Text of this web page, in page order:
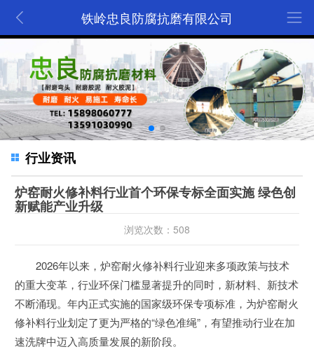
铁岭忠良防腐抗磨有限公司
行业资讯
炉窑耐火修补料行业首个环保专标全面实施 绿色创
新赋能产业升级
浏览次数：508
2026年以来，炉窑耐火修补料行业迎来多项政策与技术
的重大变革，行业环保门槛显著提升的同时，新材料、新技术
不断涌现。年内正式实施的国家级环保专项标准，为炉窑耐火
修补料行业划定了更为严格的“绿色准绳”，有望推动行业在加
速洗牌中迈入高质量发展的新阶段。